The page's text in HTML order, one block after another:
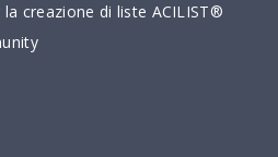
creazione di liste ACILIST®